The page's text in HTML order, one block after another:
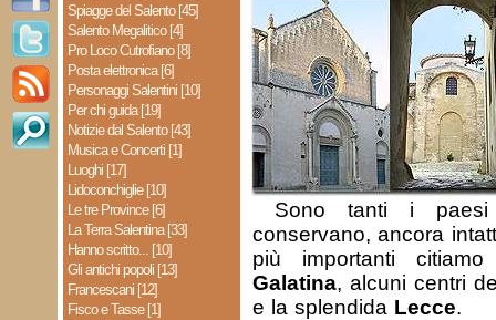
Spiagge del Salento [45]
Salento Megalitico [4]
Pro Loco Cutrofiano [8]
Posta elettronica [6]
Personaggi Salentini [10]
Per chi guida [19]
Notizie dal Salento [43]
Musica e Concerti [1]
Luoghi [17]
Lidoconchiglie [10]
Le tre Province [6]
La Terra Salentina [33]
Hanno scritto... [10]
Gli antichi popoli [13]
Francescani [12]
Fisco e Tasse [1]
Sono tanti i
conservano, ancora
più importanti
Galatina, alcuni centri
e la splendida Lecce.